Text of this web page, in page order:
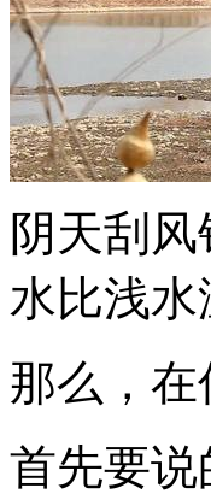
阴天刮
水比浅水
那么，
首先要说